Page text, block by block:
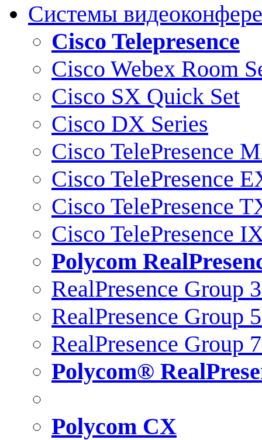
Системы
Cisco Telepresence
Cisco Webex Room
Cisco SX Quick Set
Cisco DX Series
Cisco TelePresence
Cisco TelePresence
Cisco TelePresence
Cisco TelePresence
Polycom
RealPresence Group
RealPresence Group
RealPresence Group
Polycom®
Polycom CX